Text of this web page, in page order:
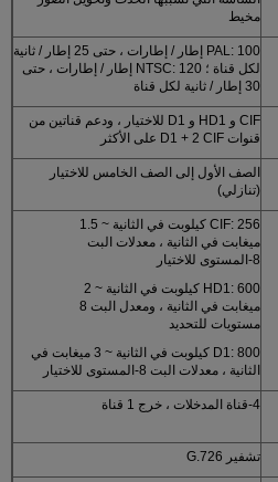
مخيط
PAL: 100 إطار / إطارات ، حتى 25 إطار / ثانية
لكل قناة ؛ NTSC: 120 إطار / إطارات ، حتى
30 إطار / ثانية لكل قناة
CIF و HD1 و D1 للاختيار ، ودعم قناتين من
قنوات D1 + 2 CIF على الأكثر
الصف الأول إلى الصف الخامس للاختيار
(تنازلي)
CIF: 256 كيلوبت في الثانية ~ 1.5
ميغابت في الثانية ، معدلات البت
8-المستوى للاختيار
HD1: 600 كيلوبت في الثانية ~ 2
ميغابت في الثانية ، ومعدل البت 8
مستويات للتحديد
D1: 800 كيلوبت في الثانية ~ 3 ميغابت في
الثانية ، معدلات البت 8-المستوى للاختيار
4-قناة المدخلات ، خرج 1 قناة
تشفير G.726